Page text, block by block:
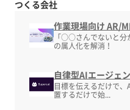
つくる会社
作業現場向け AR/
「○○さんでないと分
の属人化を解消！
自律型AIエージェ
目標を伝えるだけで
置するだけで始...